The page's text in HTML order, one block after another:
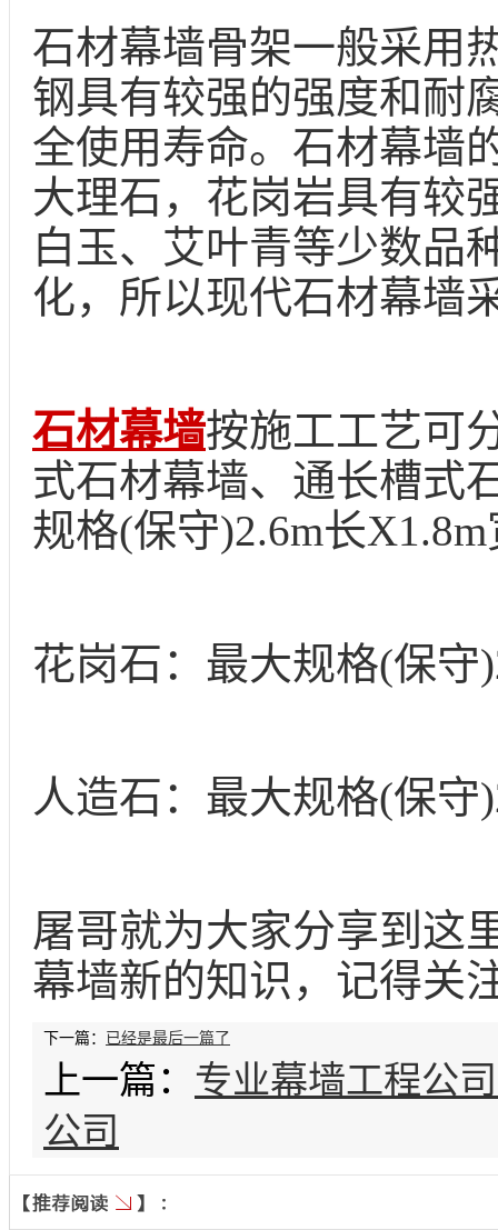
石材幕墙骨架一般采用
钢具有较强的强度和耐
全使用寿命。石材幕墙
大理石，花岗岩具有较
白玉、艾叶青等少数品
化，所以现代石材幕墙
石材幕墙按施工工艺可
式石材幕墙、通长槽式
规格(保守)2.6m长X1.8m
花岗石：最大规格(保守
人造石：最大规格(保守
屠哥就为大家分享到这
幕墙新的知识，记得关
下一篇： 已经是最后一篇了
上一篇： 专业幕墙工程公
公司